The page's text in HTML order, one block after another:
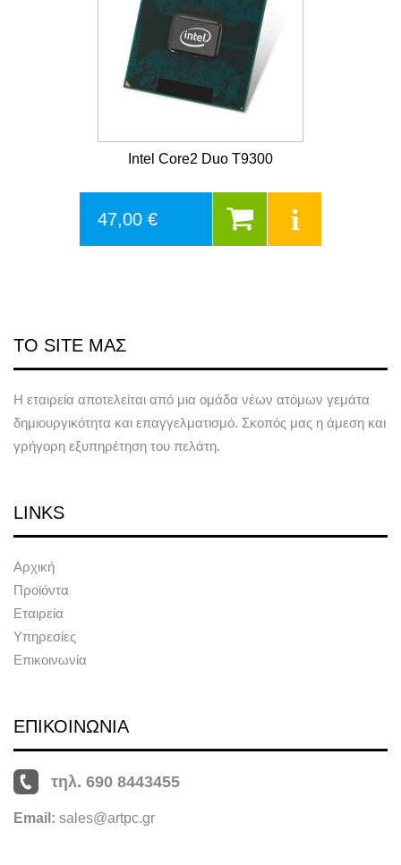
Intel Core2 Duo T9300
47,00 €
ΤΟ SITE ΜΑΣ
Η εταιρεία αποτελείται από μια ομάδα νέων ατόμων γεμάτα
δημιουργικότητα και επαγγελματισμό. Σκοπός μας η άμεση και
γρήγορη εξυπηρέτηση του πελάτη.
LINKS
Αρχική
Προϊόντα
Εταιρεία
Υπηρεσίες
Επικοινωνία
ΕΠΙΚΟΙΝΩΝΙΑ
τηλ. 690 8443455
Email: sales@artpc.gr